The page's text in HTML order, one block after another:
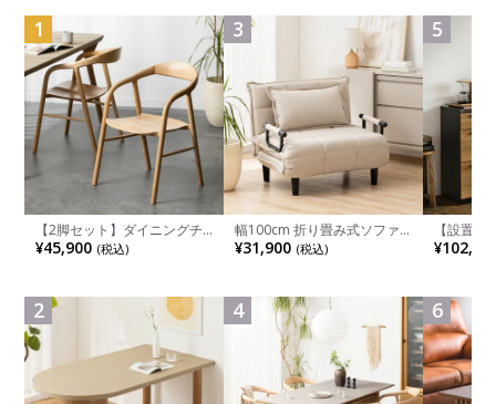
1
【2脚セット】ダイニングチ
ェア 木製 LUGA 肘付き チェ
ア 天然木 リビング椅子 板座
ュラル ブラウン 完成品
¥45,900 (税込)
2
3
幅100cm 折り畳み式ソファ
ベッド コンパクト リクライ
ニング カウチスタイル 省ス
¥31,900 (税込)
4
5
【設置
チンカウ
板 引き出
れ ウッデ
ル グレー
6